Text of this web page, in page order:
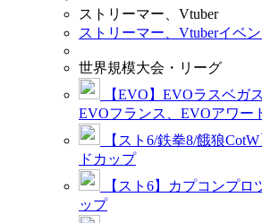
ストリーマー、Vtuber
ストリーマー、Vtuberイベ
世界規模大会・リーグ
【EVO】EVOラスベガ
EVOフランス、EVOアワー
【スト6/鉄拳8/餓狼
ドカップ
【スト6】カプコンプロ
ップ